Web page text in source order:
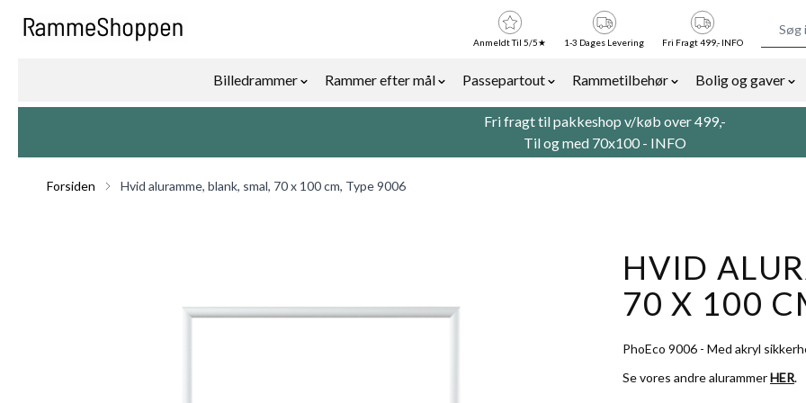
Billedrammer
Rammer efter mål
Passepartout
Rammetilbehør
Bolig og gaver
Anmeldt Til 5/5★ 1-3 Dages Levering Fri Fragt 499,- INFO
Fri fragt til pakkeshop v/køb over 499,-
Til og med 70x100 - INFO
Forsiden Hvid aluramme, blank, smal, 70 x 100 cm, Type 9006
HVID
70 X 100
PhoEco 9006 - Med akryl
Se vores andre alurammerHER.